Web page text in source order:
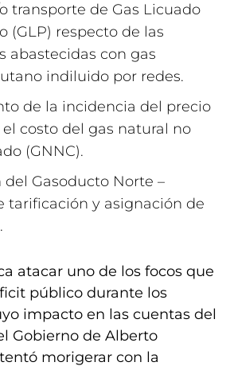
transporte de Gas Licuado
(GLP) respecto de las
abastecidas con gas
indiluido por redes.
de la incidencia del precio
costo del gas natural no
(GNNC).
del Gasoducto Norte –
tarificación y asignación de
atacar uno de los focos que
público durante los
impacto en las cuentas del
Gobierno de Alberto
morigerar con la